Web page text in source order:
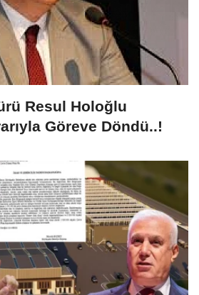
Resul Holoğlu
Göreve Döndü..!